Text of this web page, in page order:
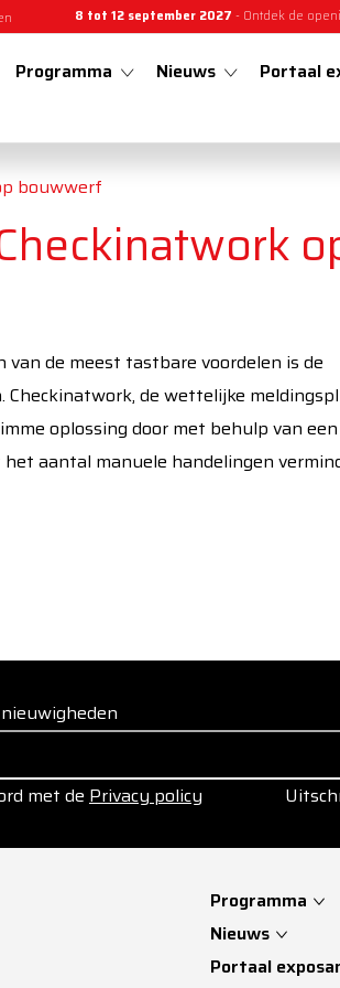
8 tot 12 september 2027 - Ontdek de
Programma Nieuws Portaal
bouwwerf
de meest tastbare voordelen is de
de wettelijke
oplossing door met behulp van
aantal manuele handelingen
met de Privacy policy
Programma
Nieuws
Portaal